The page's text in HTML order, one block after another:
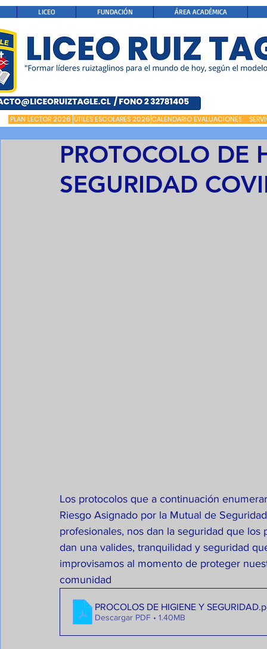
LICEO FUNDACIÓN ÁREA ACADÉMICA
PLAN LECTOR 2026 ÚTILES ESCOLARES 2026 CALENDARIO EVALUACIONES
PROTOCOLO DE
SEGURIDAD
Los protocolos que a continuación
Riesgo Asignado por la Mutual de
profesionales, nos dan la seguridad que
dan una valides, tranquilidad y seguridad
improvisamos al momento de proteger
comunidad
PROCOLOS DE HIGIENE Y SEGURIDAD
Descargar PDF • 1.40MB